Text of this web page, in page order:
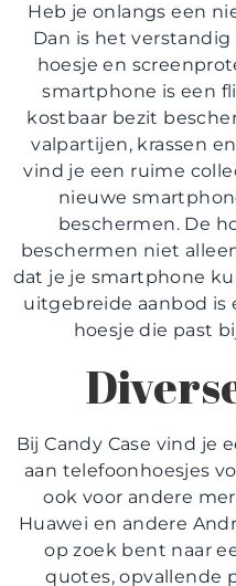
Heb je onlangs een
Dan is het
hoesje en
smartphone is een
kostbaar bezit
valpartijen, krassen
vind je een ruime
nieuwe
beschermen. De
beschermen niet
dat je je smartphone
uitgebreide aanbod is
hoesje die past
Bij Candy Case vind je
aan telefoonhoesjes
ook voor andere
Huawei en andere
op zoek bent naar
quotes, opvallende